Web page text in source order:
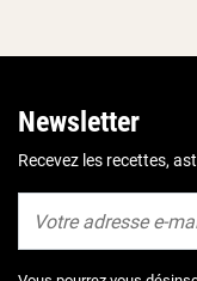
Newsletter
Recevez les recettes,